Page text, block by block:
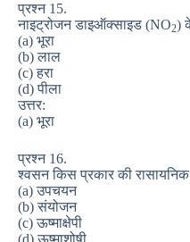
प्रश्न 15.
नाइट्रोजन डाइऑक्साइड (NO2)
(a) भूरा
(b) लाल
(c) हरा
(d) पीला
उत्तर:
(a) भूरा
प्रश्न 16.
श्वसन किस प्रकार की
(a) उपचयन
(b) संयोजन
(c) ऊष्माक्षेपी